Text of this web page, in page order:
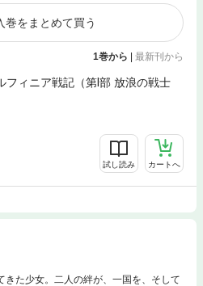
巻をまとめて買う
1巻から | 最新刊から
ィニア戦記（第Ⅰ部 放浪の戦士
試し読み カートへ
きた少女。二人の絆が、一国を、そして